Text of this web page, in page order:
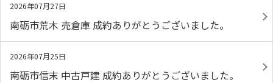
2026年07月27日
南砺市荒木 売倉庫 成約ありがとうございました。
2026年07月25日
南砺市信末 中古戸建 成約ありがとうございました。